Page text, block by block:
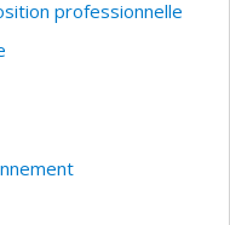
»). professionnelle